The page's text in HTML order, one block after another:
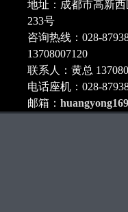
地址：成都市高新
233号
咨询热线：028-
13708007120
联系人：黄总
电话座机：028-
邮箱：